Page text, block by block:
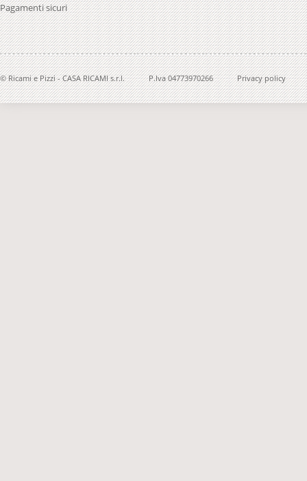
Pagamenti sicuri
© Ricami e Pizzi - CASA RICAMI s.r.l. P.Iva 04773970266 Privacy policy